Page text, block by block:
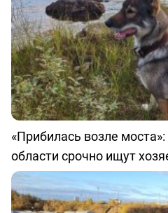
«Прибилась возле
области срочно ищут